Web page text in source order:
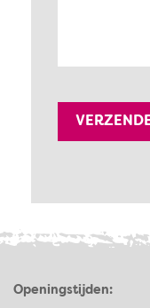
Openingstijden: